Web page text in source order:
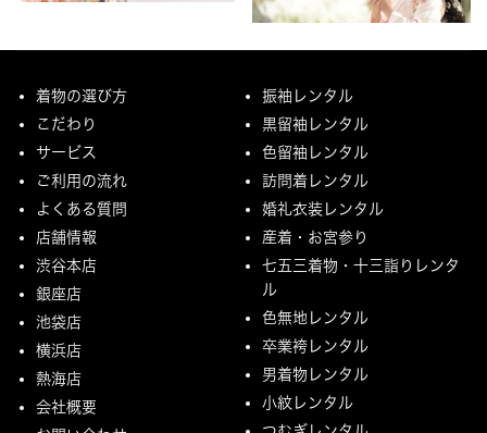
着物の選び方
こだわり
サービス
ご利用の流れ
よくある質問
店舗情報
渋谷本店
銀座店
池袋店
横浜店
熱海店
会社概要
振袖レンタル
黒留袖レンタル
色留袖レンタル
訪問着レンタル
婚礼衣装レンタル
産着・お宮参り
七五三着物・十三詣りレンタ
ル
色無地レンタル
卒業袴レンタル
男着物レンタル
小紋レンタル